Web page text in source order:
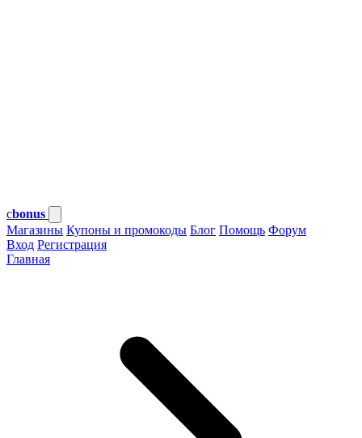
cbonus
Магазины Купоны и промокоды Блог Помощь Форум
Вход Регистрация
Главная